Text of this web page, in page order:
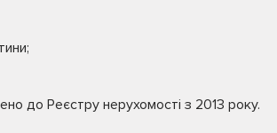
до Реєстру нерухомості з 2013 року.